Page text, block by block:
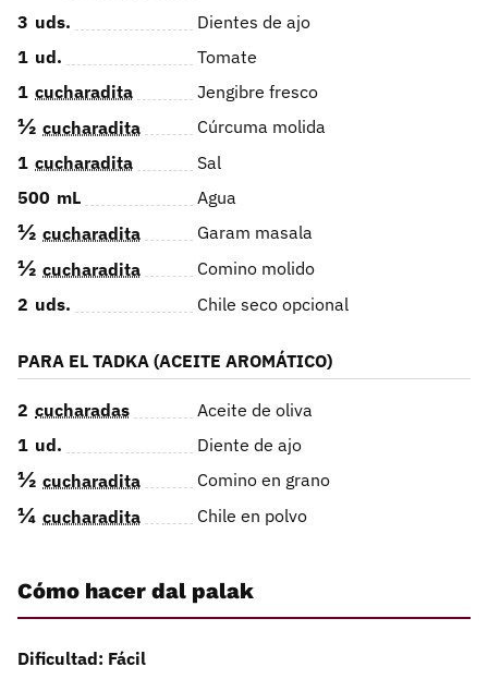
3 uds.
Dientes de ajo
1 ud.
Tomate
1 cucharadita Jengibre fresco
½ cucharadita
Cúrcuma molida
1 cucharadita
Sal
500 mL Agua
½ cucharadita Garam masala
½ cucharadita
Comino molido
2 uds. Chile seco opcional
PARA EL TADKA (ACEITE AROMÁTICO)
2 cucharadas
Aceite de oliva
1 ud. Diente de ajo
½ cucharadita Comino en grano
¼ cucharadita Chile en polvo
Cómo hacer dal palak
Dificultad: Fácil